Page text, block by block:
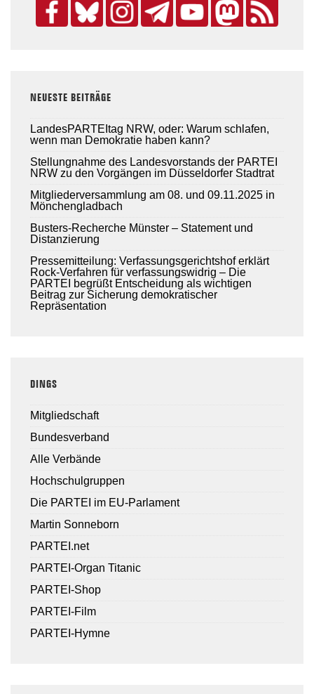
NEUESTE BEITRÄGE
LandesPARTEItag NRW, oder: Warum schlafen,
wenn man Demokratie haben kann?
Stellungnahme des Landesvorstands der PARTEI
NRW zu den Vorgängen im Düsseldorfer Stadtrat
Mitgliederversammlung am 08. und 09.11.2025 in
Mönchengladbach
Busters-Recherche Münster – Statement und
Distanzierung
Pressemitteilung: Verfassungsgerichtshof erklärt
Rock-Verfahren für verfassungswidrig – Die
PARTEI begrüßt Entscheidung als wichtigen
Beitrag zur Sicherung demokratischer
Repräsentation
DINGS
Mitgliedschaft
Bundesverband
Alle Verbände
Hochschulgruppen
Die PARTEI im EU-Parlament
Martin Sonneborn
PARTEI.net
PARTEI-Organ Titanic
PARTEI-Shop
PARTEI-Film
PARTEI-Hymne